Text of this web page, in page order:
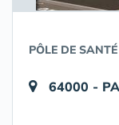
PÔLE DE
64000 -